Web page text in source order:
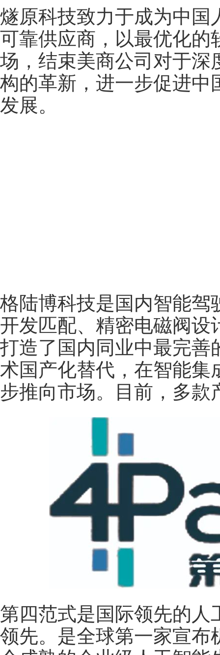
燧原科技致力于成为中国
可靠供应商，以最优化的
场，结束美商公司对于深
构的革新，进一步促进中
发展。
格陆博科技是国内智能驾
开发匹配、精密电磁阀设
打造了国内同业中最完善
术国产化替代，在智能集
步推向市场。目前，多款
第四范式是国际领先的人
领先。是全球第一家宣布